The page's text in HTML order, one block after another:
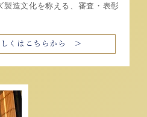
製造文化を称える、審査・表彰
くはこちらから ＞